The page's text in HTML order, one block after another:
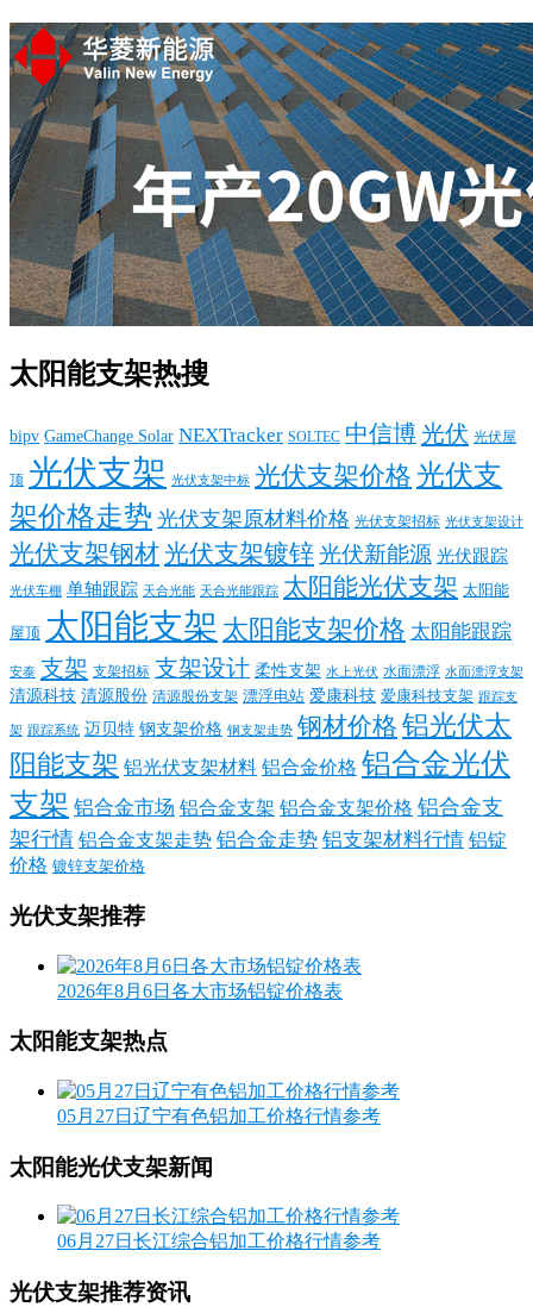
太阳能支架热搜
bipv GameChange Solar NEXTracker SOLTEC 中信博光伏 光伏屋
顶 光伏支架 光伏支架中标 光伏支架价格 光伏支
架价格走势 光伏支架原材料价格 光伏支架招标 光伏支架设计
光伏支架钢材光伏支架镀锌光伏新能源 光伏跟踪
光伏车棚 单轴跟踪 天合光能 天合光能跟踪 太阳能光伏支架 太阳能
屋顶 太阳能支架 太阳能支架价格 太阳能跟踪
安泰 支架 支架招标 支架设计 柔性支架 水上光伏 水面漂浮 水面漂浮支架
清源科技 清源股份 清源股份支架 漂浮电站 爱康科技 爱康科技支架 跟踪支
架 跟踪系统 迈贝特 钢支架价格 钢支架走势 钢材价格 铝光伏太
阳能支架 铝光伏支架材料 铝合金价格 铝合金光伏
支架 铝合金市场 铝合金支架 铝合金支架价格 铝合金支
架行情 铝合金支架走势 铝合金走势 铝支架材料行情 铝锭
价格 镀锌支架价格
光伏支架推荐
2026年8月6日各大市场铝锭价格表
太阳能支架热点
05月27日辽宁有色铝加工价格行情参考
太阳能光伏支架新闻
06月27日长江综合铝加工价格行情参考
光伏支架推荐资讯